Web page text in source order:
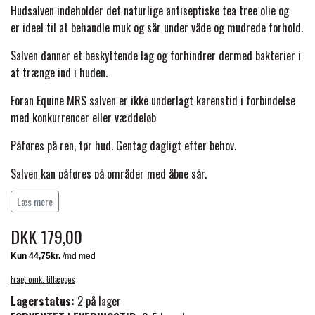
TERAPI PRODUKTER
STRØMPER
HUER & HALSTØRKLÆDER
GAVEARTIKLER VOKSNE
BØRN & JUNIOR
INSEKTBESKYTTELSE
HESTEBOLCHER & TREATS
TILSKUD & VITAMINER
STALD & FOLD
TRAVDÆKKEN & TILBEHØR
SKO & VÆRKTØJ
VOGNE & TILBEHØR
TRAV KUSK
GALOP
PREMIER EQUINE LINERS & DÆKKEN
TILBEHØR
PREMIER EQUINE WALKER & RIDEDÆKKEN
PREMIER EQUINE INSEKTBESKYTTELSE
PREMIER EQUINE MAGNET & INFRARØD
PREMIER EQUINE GRIMER & TRÆKTOV
PREMIER EQUINE TRENSE & TILBEHØR
CARR & DAY & MARTIN
CUSTOM
DELTACAST
FENWICK LIQUID TITANIUM®
Hudsalven indeholder det naturlige antiseptiske tea tree olie og
er ideel til at behandle muk og sår under våde og mudrede forhold.
Salven danner et beskyttende lag og forhindrer dermed bakterier i
at trænge ind i huden.
Foran Equine MRS salven er ikke underlagt karenstid i forbindelse
med konkurrencer eller væddeløb
Påføres på ren, tør hud. Gentag dagligt efter behov.
Salven kan påføres på områder med åbne sår.
Kun til ekstern brug
Læs mere
DKK 179,00
Fragt omk. tillægges
Lagerstatus: 2 på lager